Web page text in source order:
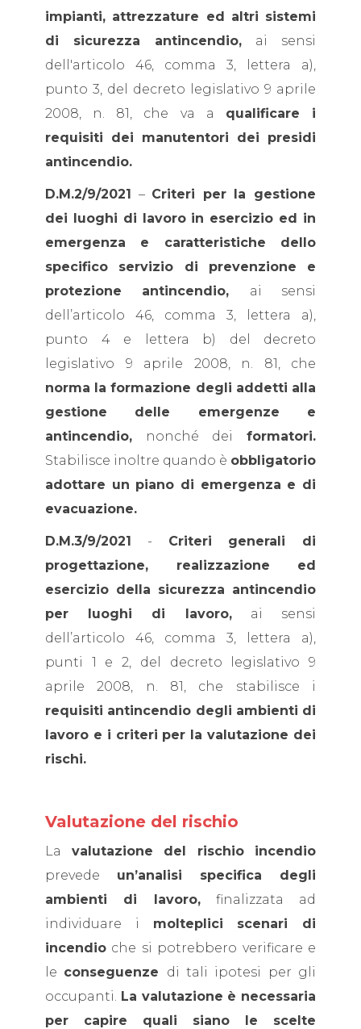
impianti, attrezzature ed altri sistemi
di sicurezza antincendio, ai sensi
dell'articolo 46, comma 3, lettera a),
punto 3, del decreto legislativo 9 aprile
2008, n. 81, che va a qualificare i
requisiti dei manutentori dei presidi
antincendio.
D.M.2/9/2021 – Criteri per la gestione
dei luoghi di lavoro in esercizio ed in
emergenza e caratteristiche dello
specifico servizio di prevenzione e
protezione antincendio, ai sensi
dell’articolo 46, comma 3, lettera a),
punto 4 e lettera b) del decreto
legislativo 9 aprile 2008, n. 81, che
norma la formazione degli addetti alla
gestione delle emergenze e
antincendio, nonché dei formatori.
Stabilisce inoltre quando è obbligatorio
adottare un piano di emergenza e di
evacuazione.
D.M.3/9/2021 - Criteri generali di
progettazione, realizzazione ed
esercizio della sicurezza antincendio
per luoghi di lavoro,ai sensi
dell’articolo 46, comma 3, lettera a),
punti 1 e 2, del decreto legislativo 9
aprile 2008, n. 81, che stabilisce i
requisiti antincendio degli ambienti di
lavoro e i criteri per la valutazione dei
rischi.
Valutazione del rischio
La valutazione del rischio incendio
prevede un’analisi specifica degli
ambienti di lavoro,finalizzata ad
individuare i molteplici scenari di
incendio che si potrebbero verificare e
le conseguenze di tali ipotesi per gli
occupanti. La valutazione è necessaria
per capire quali siano le scelte